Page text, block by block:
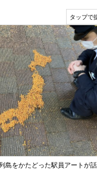
島をかたどった駅員アートが